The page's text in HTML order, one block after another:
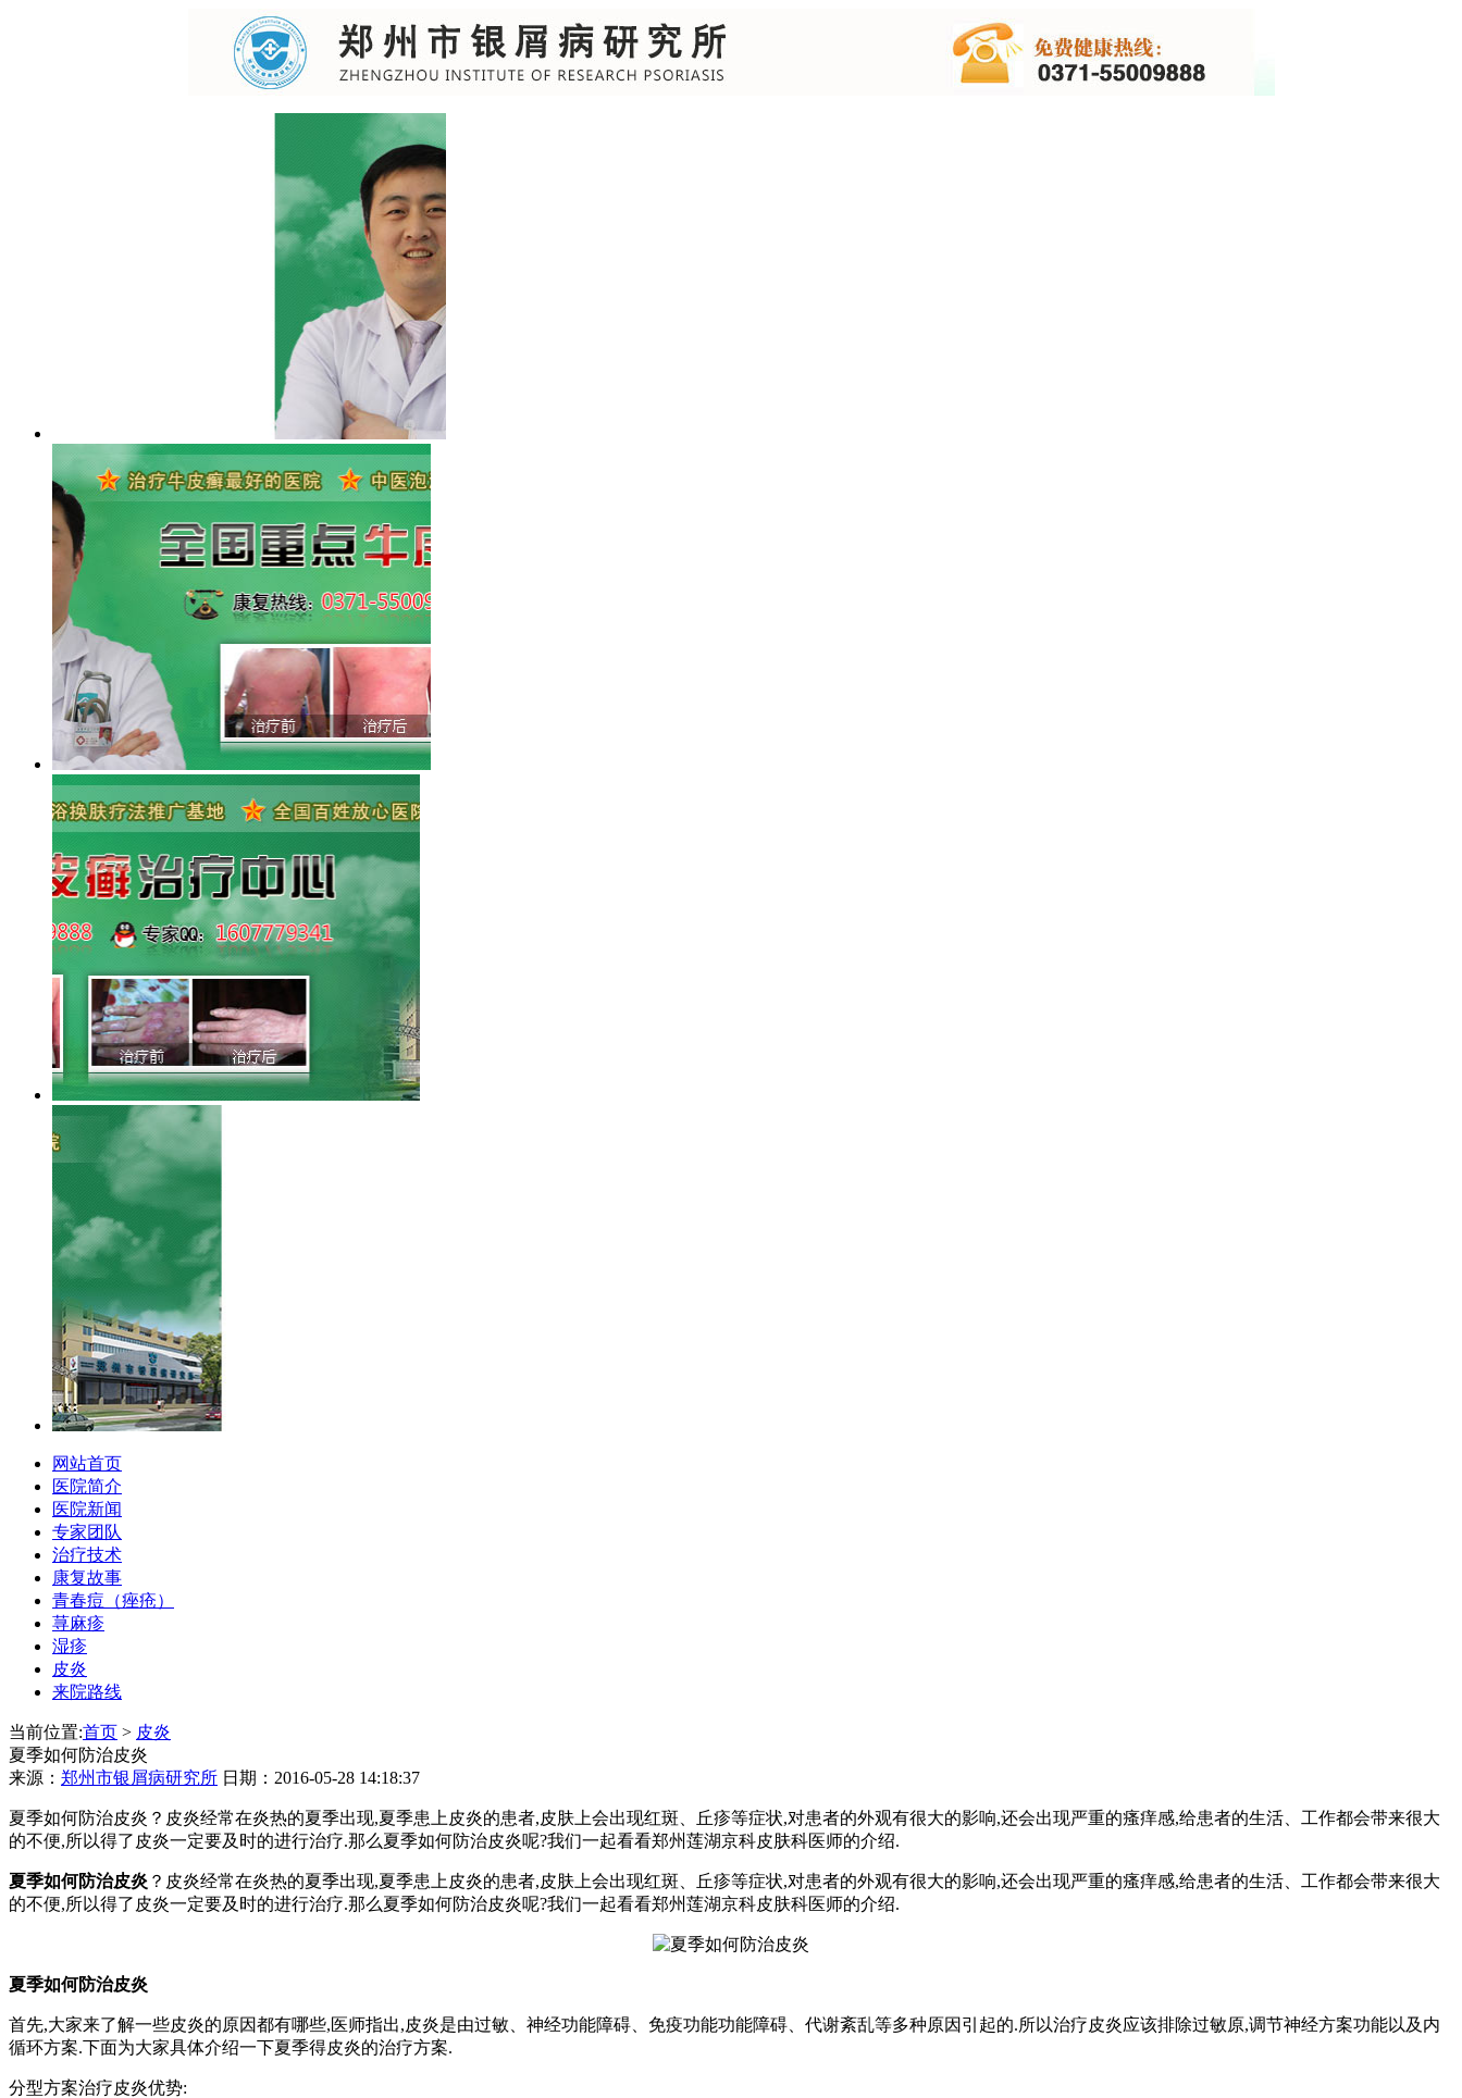
网站首页
医院简介
医院新闻
专家团队
治疗技术
康复故事
青春痘（痤疮）
荨麻疹
湿疹
皮炎
来院路线
当前位置:首页 > 皮炎
夏季如何防治皮炎
来源： 郑州市银屑病研究所 日期：2016-05-28 14:18:37
夏季如何防治皮炎？皮炎经常在炎热的夏季出现,夏季患上皮炎的患者,皮肤上会出现红斑、丘疹等症状,对患者的外观有很大的影响,还会出现严重的瘙痒感,给患者的生活、工作都会带来很大
的不便,所以得了皮炎一定要及时的进行治疗.那么夏季如何防治皮炎呢?我们一起看看郑州莲湖京科皮肤科医师的介绍.
夏季如何防治皮炎 ？皮炎经常在炎热的夏季出现,夏季患上皮炎的患者,皮肤上会出现红斑、丘疹等症状,对患者的外观有很大的影响,还会出现严重的瘙痒感,给患者的生活、工作都会带来很大
的不便,所以得了皮炎一定要及时的进行治疗.那么夏季如何防治皮炎呢?我们一起看看郑州莲湖京科皮肤科医师的介绍.
夏季如何防治皮炎
首先,大家来了解一些皮炎的原因都有哪些,医师指出,皮炎是由过敏、神经功能障碍、免疫功能功能障碍、代谢紊乱等多种原因引起的.所以治疗皮炎应该排除过敏原,调节神经方案功能以及内
循环方案.下面为大家具体介绍一下夏季得皮炎的治疗方案.
分型方案治疗皮炎优势: